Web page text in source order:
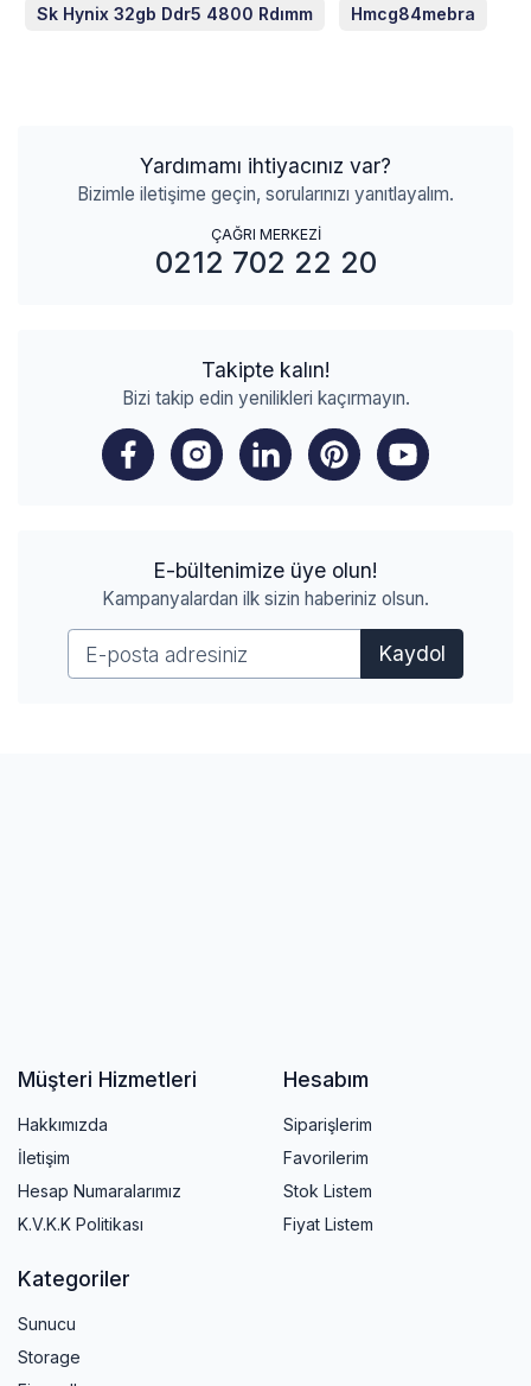
Sk Hynix 32gb Ddr5 4800 Rdımm Hmcg84mebra
Yardımamı ihtiyacınız var?
Bizimle iletişime geçin, sorularınızı yanıtlayalım.
ÇAĞRI MERKEZİ
0212 702 22 20
Takipte kalın!
Bizi takip edin yenilikleri kaçırmayın.
E-bültenimize üye olun!
Kampanyalardan ilk sizin haberiniz olsun.
Kaydol
Müşteri Hizmetleri
Hakkımızda
İletişim
Hesap Numaralarımız
K.V.K.K Politikası
Hesabım
Siparişlerim
Favorilerim
Stok Listem
Fiyat Listem
Kategoriler
Sunucu
Storage